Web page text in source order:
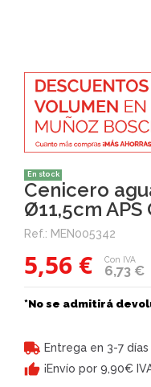
En stock
Cenicero
Ø11,5cm APS
Ref.: MEN005342
5,56 € 6,73 €
Con IVA
*No se admitirá
Entrega en 3-7
¡Envío por 9,90€